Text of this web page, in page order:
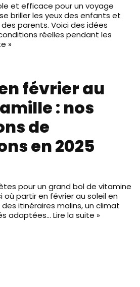
et efficace pour un voyage
briller les yeux des enfants et
parents. Voici des idées
réelles pendant les
»
février au
: nos
de
en 2025
pour un grand bol de vitamine
où partir en février au soleil en
itinéraires malins, un climat
adaptées… Lire la suite »